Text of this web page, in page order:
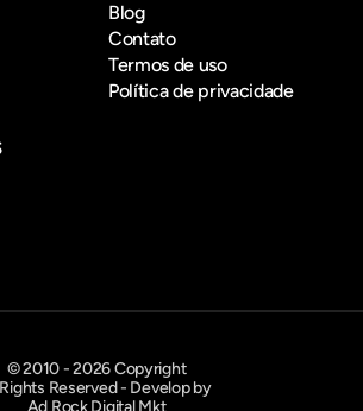
Blog
Contato
Termos de uso
Política de privacidade
© 2010 - 2026 Copyright
Reserved - Develop by
Ad Rock Digital Mkt